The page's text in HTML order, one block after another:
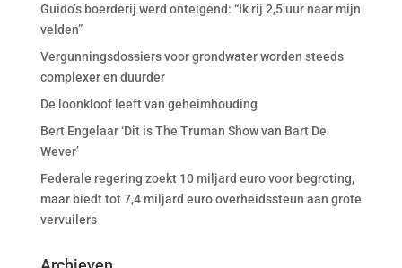
Guido’s boerderij werd onteigend: “Ik rij 2,5 uur naar mijn
velden”
Vergunningsdossiers voor grondwater worden steeds
complexer en duurder
De loonkloof leeft van geheimhouding
Bert Engelaar ‘Dit is The Truman Show van Bart De
Wever’
Federale regering zoekt 10 miljard euro voor begroting,
maar biedt tot 7,4 miljard euro overheidssteun aan grote
vervuilers